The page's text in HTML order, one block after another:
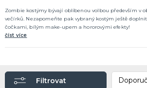
Prodejny
Rozvoz
Párty Blog
Kariéra
Kontakt
HALLOWEEN
Kostýmy
Výzdoba
DALŠÍ KATEGORIE
Zombie kostýmy bývají oblíbenou volbou především v
večírků. Nezapomeňte pak vybraný kostým ještě
čočkami, bílým make-upem a hororovými efekty!
číst více
Filtrovat